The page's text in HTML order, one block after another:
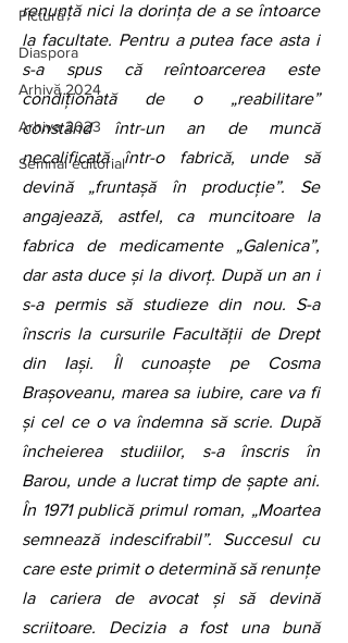
Pictură
Diaspora
Arhivă 2024
Arhiva 2023
Semnal editorial
renunță nici la dorința de a se întoarce
la facultate. Pentru a putea face asta i
s-a spus că reîntoarcerea este
condiționată de o „reabilitare”
constând într-un an de muncă
necalificată într-o fabrică, unde să
devină „fruntașă în producție”. Se
angajează, astfel, ca muncitoare la
fabrica de medicamente „Galenica”,
dar asta duce și la divorț. După un an i
s-a permis să studieze din nou. S-a
înscris la cursurile Facultăţii de Drept
din Iaşi. Îl cunoaște pe Cosma
Braşoveanu, marea sa iubire, care va fi
şi cel ce o va îndemna să scrie. După
încheierea studiilor, s-a înscris în
Barou, unde a lucrat timp de şapte ani.
În 1971 publică primul roman, „Moartea
semnează indescifrabil”. Succesul cu
care este primit o determină să renunţe
la cariera de avocat şi să devină
scriitoare. Decizia a fost una bună